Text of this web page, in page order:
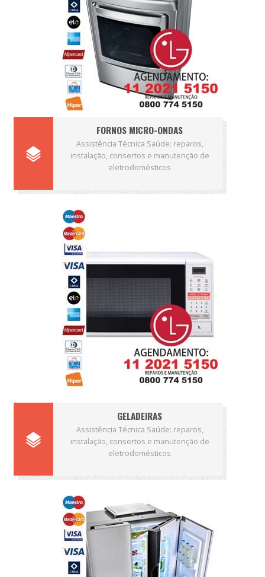
FORNOS MICRO-ONDAS
Assistência Técnica Saúde: reparos,
instalação, consertos e manutenção de
eletrodomésticos
GELADEIRAS
Assistência Técnica Saúde: reparos,
instalação, consertos e manutenção de
eletrodomésticos